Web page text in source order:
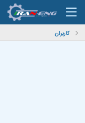
کاربران